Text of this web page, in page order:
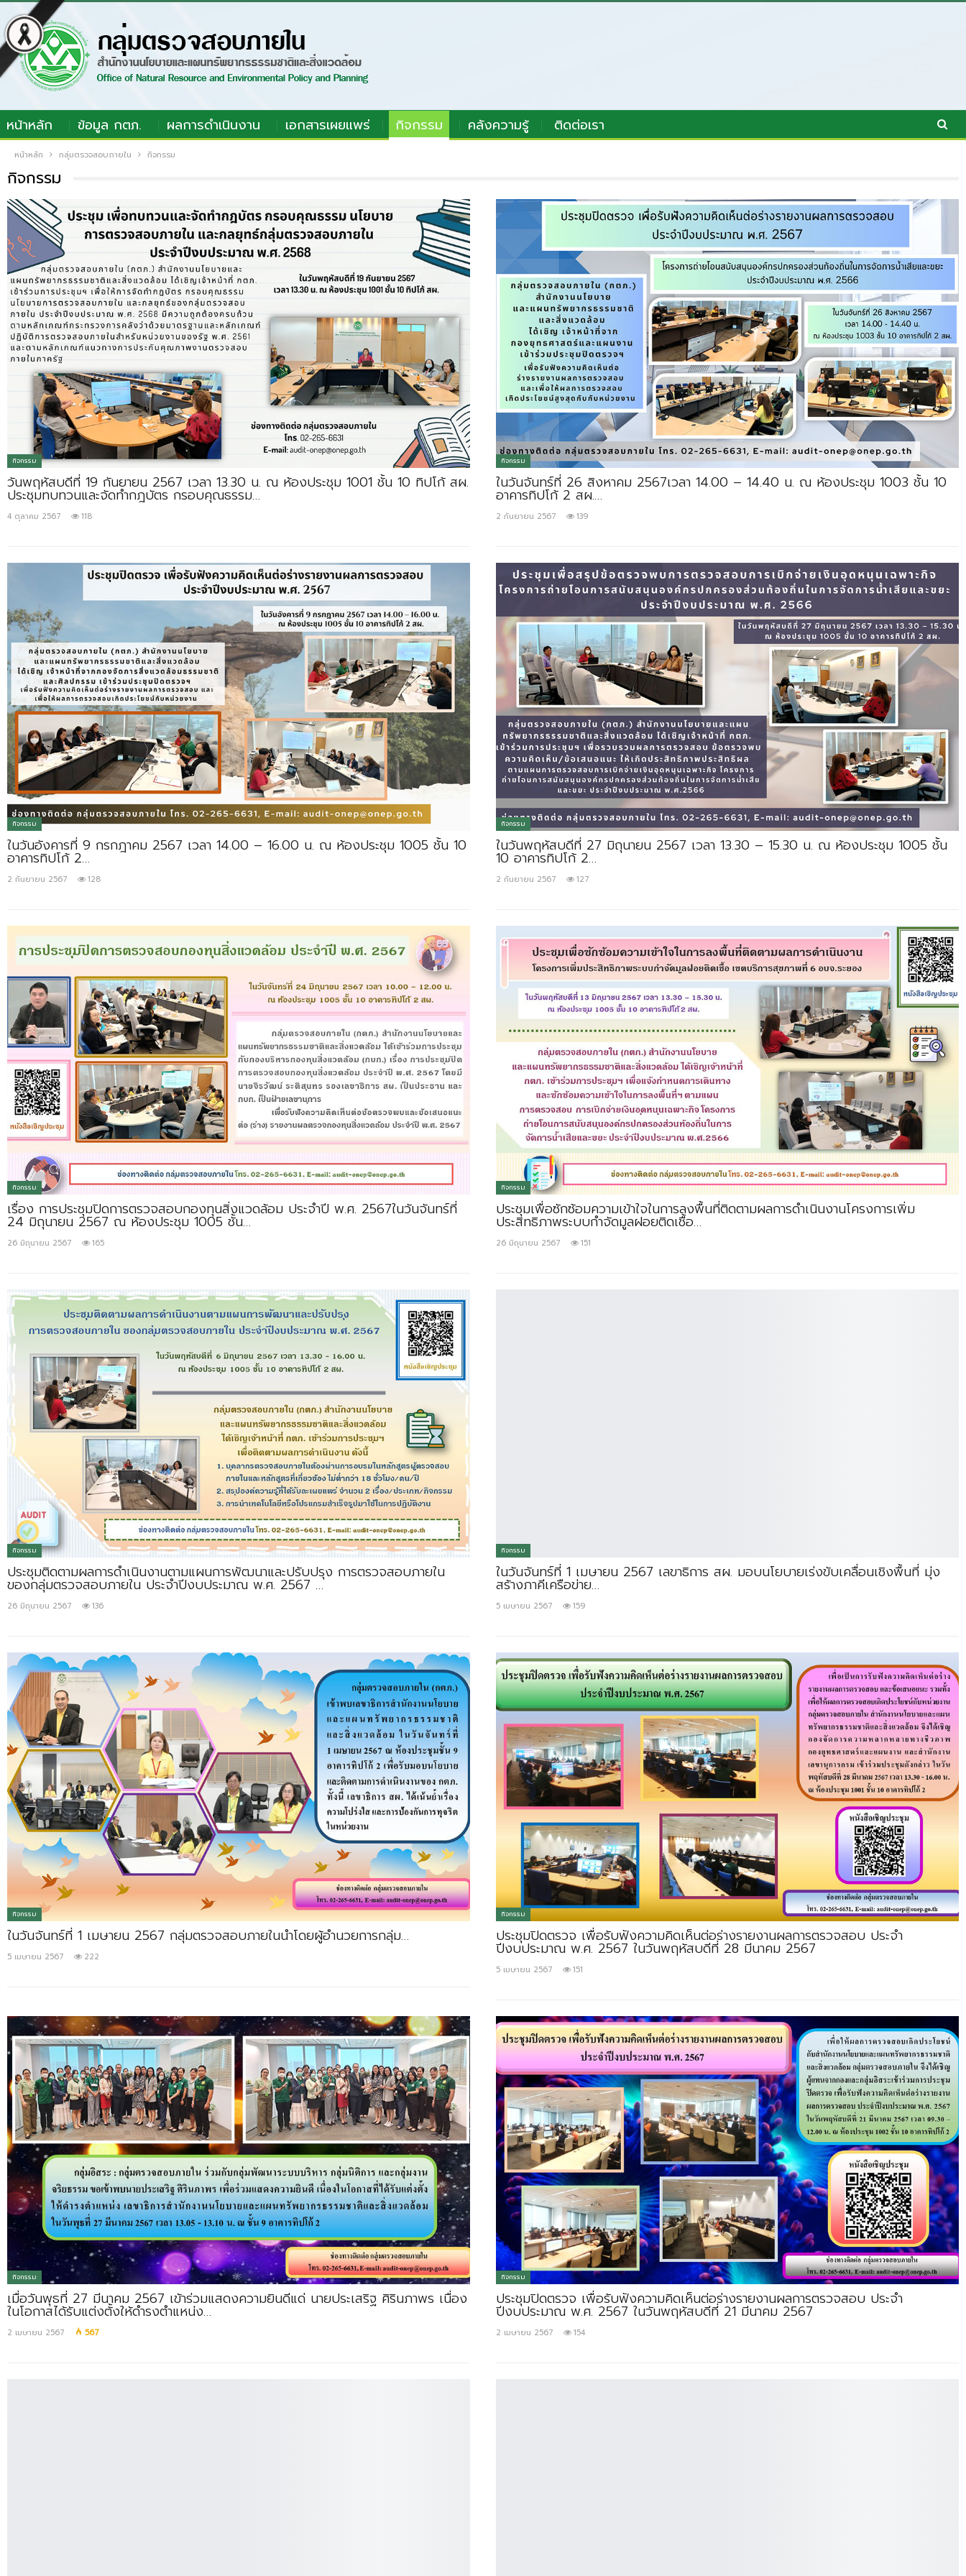
หน้าหลัก ข้อมูล กตภ. ผลการดำเนินงาน เอกสารเผยแพร่ กิจกรรม คลังความรู้ ติดต่อเรา
หน้าหลัก กลุ่มตรวจสอบภายใน กิจกรรม
กิจกรรม
กิจกรรม
วันพฤหัสบดีที่ 19 กันยายน 2567 เวลา 13.30 น. ณ ห้องประชุม 1001 ชั้น 10 ทิปโก้ สผ.
ประชุมทบทวนและจัดทำกฎบัตร กรอบคุณธรรม…
4 ตุลาคม 2567 118
กิจกรรม
ในวันจันทร์ที่ 26 สิงหาคม 2567เวลา 14.00 – 14.40 น. ณ ห้องประชุม 1003 ชั้น 10
อาคารทิปโก้ 2 สผ.…
2 กันยายน 2567 139
กิจกรรม
ในวันอังคารที่ 9 กรกฎาคม 2567 เวลา 14.00 – 16.00 น. ณ ห้องประชุม 1005 ชั้น 10
อาคารทิปโก้ 2…
2 กันยายน 2567 128
กิจกรรม
ในวันพฤหัสบดีที่ 27 มิถุนายน 2567 เวลา 13.30 – 15.30 น. ณ ห้องประชุม 1005 ชั้น
10 อาคารทิปโก้ 2…
2 กันยายน 2567 127
กิจกรรม
เรื่อง การประชุมปิดการตรวจสอบกองทุนสิ่งแวดล้อม ประจำปี พ.ศ. 2567ในวันจันทร์ที่
24 มิถุนายน 2567 ณ ห้องประชุม 1005 ชั้น…
26 มิถุนายน 2567 165
กิจกรรม
ประชุมเพื่อซักซ้อมความเข้าใจในการลงพื้นที่ติดตามผลการดำเนินงานโครงการเพิ่ม
ประสิทธิภาพระบบกำจัดมูลฝอยติดเชื้อ…
26 มิถุนายน 2567 151
กิจกรรม
ประชุมติดตามผลการดำเนินงานตามแผนการพัฒนาและปรับปรุง การตรวจสอบภายใน
ของกลุ่มตรวจสอบภายใน ประจำปีงบประมาณ พ.ศ. 2567 …
26 มิถุนายน 2567 136
กิจกรรม
ในวันจันทร์ที่ 1 เมษายน 2567 เลขาธิการ สผ. มอบนโยบายเร่งขับเคลื่อนเชิงพื้นที่ มุ่ง
สร้างภาคีเครือข่าย…
5 เมษายน 2567 159
กิจกรรม
ในวันจันทร์ที่ 1 เมษายน 2567 กลุ่มตรวจสอบภายในนำโดยผู้อำนวยการกลุ่ม…
5 เมษายน 2567 222
กิจกรรม
ประชุมปิดตรวจ เพื่อรับฟังความคิดเห็นต่อร่างรายงานผลการตรวจสอบ ประจำ
ปีงบประมาณ พ.ศ. 2567 ในวันพฤหัสบดีที่ 28 มีนาคม 2567
5 เมษายน 2567 151
กิจกรรม
เมื่อวันพุธที่ 27 มีนาคม 2567 เข้าร่วมแสดงความยินดีแด่ นายประเสริฐ ศิรินภาพร เนื่อง
ในโอกาสได้รับแต่งตั้งให้ดำรงตำแหน่ง…
2 เมษายน 2567 567
กิจกรรม
ประชุมปิดตรวจ เพื่อรับฟังความคิดเห็นต่อร่างรายงานผลการตรวจสอบ ประจำ
ปีงบประมาณ พ.ศ. 2567 ในวันพฤหัสบดีที่ 21 มีนาคม 2567
2 เมษายน 2567 154